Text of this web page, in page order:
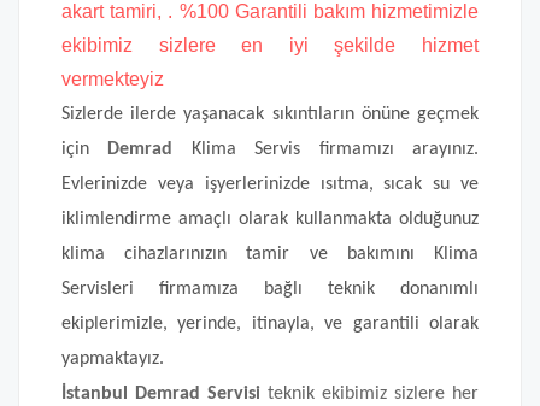
akart tamiri, . %100 Garantili bakım hizmetimizle
ekibimiz sizlere en iyi şekilde hizmet
vermekteyiz
Sizlerde ilerde yaşanacak sıkıntıların önüne geçmek
için
Demrad
Klima Servis firmamızı arayınız.
Evlerinizde veya işyerlerinizde ısıtma, sıcak su ve
iklimlendirme amaçlı olarak kullanmakta olduğunuz
klima cihazlarınızın tamir ve bakımını Klima
Servisleri firmamıza bağlı teknik donanımlı
ekiplerimizle, yerinde, itinayla, ve garantili olarak
yapmaktayız.
İstanbul Demrad Servisi teknik ekibimiz sizlere her